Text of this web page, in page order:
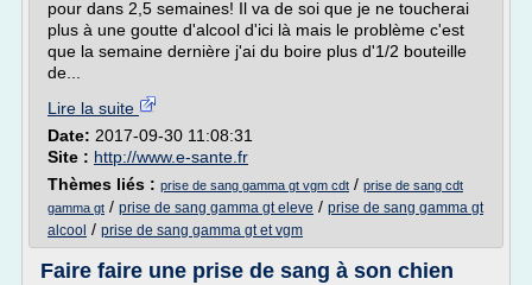
pour dans 2,5 semaines! Il va de soi que je ne toucherai
plus à une goutte d'alcool d'ici là mais le problème c'est
que la semaine dernière j'ai du boire plus d'1/2 bouteille
de...
Lire la suite
Date: 2017-09-30 11:08:31
Site : http://www.e-sante.fr
Thèmes liés : prise de sang gamma gt vgm cdt / prise de sang cdt
gamma gt / prise de sang gamma gt eleve / prise de sang gamma gt
alcool / prise de sang gamma gt et vgm
Faire faire une prise de sang à son chien